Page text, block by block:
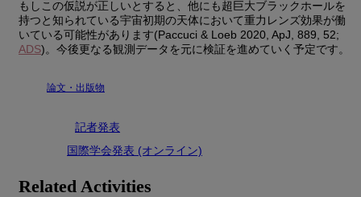
もしこの仮説が正しいとすると、他にも超巨大ブラックホールを
持つと知られている宇宙初期の天体において重力レンズ効果が働
いている可能性があります(Paccuci & Loeb 2020, ApJ, 889, 52;
ADS)。今後更なる観測データを元に検証を進めていく予定です。
論文・出版物
記者発表
国際学会発表 (オンライン)
Related Activities